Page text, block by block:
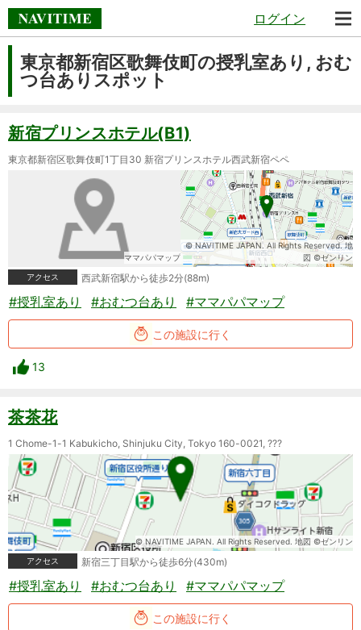
ログイン
東京都新宿区歌舞伎町の授乳室あり, おむ
つ台ありスポット
新宿プリンスホテル(B1)
東京都新宿区歌舞伎町1丁目30 新宿プリンスホテル西武新宿ペペ
ママパパマップ
© NAVITIME JAPAN. All Rights Reserved. 地
図 ©ゼンリン
アクセス
西武新宿駅から徒歩2分(88m)
#授乳室あり #おむつ台あり #ママパパマップ
この施設に行く
13
茶茶花
1 Chome-1-1 Kabukicho, Shinjuku City, Tokyo 160-0021, ???
© NAVITIME JAPAN. All Rights Reserved. 地図 ©ゼンリン
アクセス
新宿三丁目駅から徒歩6分(430m)
#授乳室あり #おむつ台あり #ママパパマップ
この施設に行く